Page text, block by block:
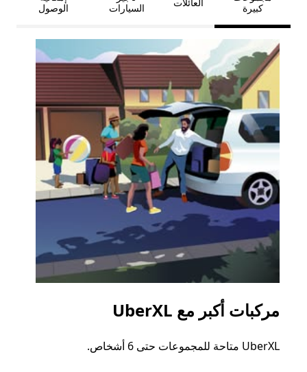
كبيرة
السيارات
الوصول
مركبات أكبر مع UberXL
UberXL متاحة للمجموعات حتى 6 أشخاص.